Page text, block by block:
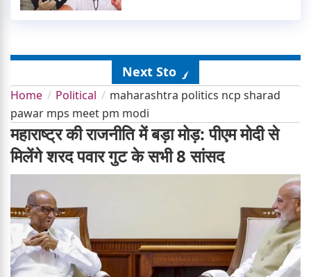
Next Story
Home Political
maharashtra politics ncp sharad
pawar mps meet pm modi
महाराष्ट्र की राजनीति में बड़ा मोड़: पीएम मोदी से
मिलेंगे शरद पवार गुट के सभी 8 सांसद